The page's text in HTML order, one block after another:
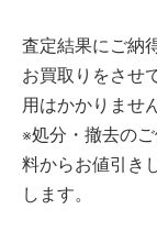
査定結果にご納
お買取りをさせ
用はかかりませ
※処分・撤去の
料からお値引き
します。